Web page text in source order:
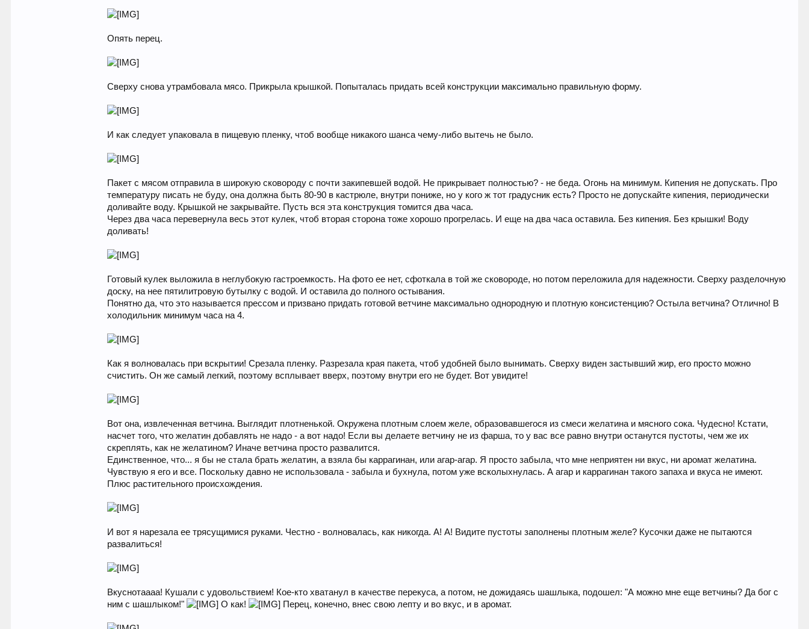
Опять перец.
Сверху снова утрамбовала мясо. Прикрыла крышкой. Попыталась придать всей конструкции максимально правильную форму.
И как следует упаковала в пищевую пленку, чтоб вообще никакого шанса чему-либо вытечь не было.
Пакет с мясом отправила в широкую сковороду с почти закипевшей водой. Не прикрывает полностью? - не беда. Огонь на минимум. Кипения не допускать. Про
температуру писать не буду, она должна быть 80-90 в кастрюле, внутри пониже, но у кого ж тот градусник есть? Просто не допускайте кипения, периодически
доливайте воду. Крышкой не закрывайте. Пусть вся эта конструкция томится два часа.
Через два часа перевернула весь этот кулек, чтоб вторая сторона тоже хорошо прогрелась. И еще на два часа оставила. Без кипения. Без крышки! Воду
доливать!
Готовый кулек выложила в неглубокую гастроемкость. На фото ее нет, сфоткала в той же сковороде, но потом переложила для надежности. Сверху разделочную
доску, на нее пятилитровую бутылку с водой. И оставила до полного остывания.
Понятно да, что это называется прессом и призвано придать готовой ветчине максимально однородную и плотную консистенцию? Остыла ветчина? Отлично! В
холодильник минимум часа на 4.
Как я волновалась при вскрытии! Срезала пленку. Разрезала края пакета, чтоб удобней было вынимать. Сверху виден застывший жир, его просто можно
счистить. Он же самый легкий, поэтому всплывает вверх, поэтому внутри его не будет. Вот увидите!
Вот она, извлеченная ветчина. Выглядит плотненькой. Окружена плотным слоем желе, образовавшегося из смеси желатина и мясного сока. Чудесно! Кстати,
насчет того, что желатин добавлять не надо - а вот надо! Если вы делаете ветчину не из фарша, то у вас все равно внутри останутся пустоты, чем же их
скреплять, как не желатином? Иначе ветчина просто развалится.
Единственное, что... я бы не стала брать желатин, а взяла бы каррагинан, или агар-агар. Я просто забыла, что мне неприятен ни вкус, ни аромат желатина.
Чувствую я его и все. Поскольку давно не использовала - забыла и бухнула, потом уже всколыхнулась. А агар и каррагинан такого запаха и вкуса не имеют.
Плюс растительного происхождения.
И вот я нарезала ее трясущимися руками. Честно - волновалась, как никогда. А! А! Видите пустоты заполнены плотным желе? Кусочки даже не пытаются
развалиться!
Вкуснотаааа! Кушали с удовольствием! Кое-кто хватанул в качестве перекуса, а потом, не дожидаясь шашлыка, подошел: "А можно мне еще ветчины? Да бог с
ним с шашлыком!"
О как! Перец, конечно, внес свою лепту и во вкус, и в аромат.